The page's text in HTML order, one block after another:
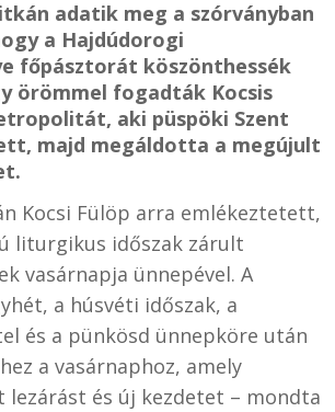
adatik meg a szórványban
a Hajdúdorogi
főpásztorát köszönthessék
örömmel fogadták Kocsis
aki püspöki Szent
majd megáldotta a megújult
Kocsi Fülöp arra emlékeztetett,
liturgikus időszak zárult
vasárnapja ünnepével. A
a húsvéti időszak, a
és a pünkösd ünnepköre után
a vasárnaphoz, amely
lezárást és új kezdetet – mondta